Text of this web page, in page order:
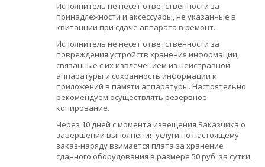
Исполнитель не несет ответственности за
принадлежности и аксессуары, не указанные в
квитанции при сдаче аппарата в ремонт.
Исполнитель не несет ответственности за
повреждения устройств хранения информации,
связанные с их извлечением из неисправной
аппаратуры и сохранность информации и
приложений в памяти аппаратуры. Настоятельно
рекомендуем осуществлять резервное
копирование.
Через 10 дней с момента извещения Заказчика о
завершении выполнения услуги по настоящему
заказ-наряду взимается плата за хранение
сданного оборудования в размере 50 руб. за сутки.